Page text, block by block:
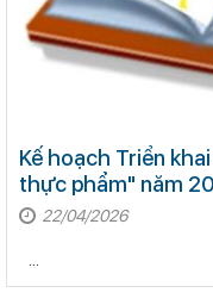
Kế hoạch Triển
thực phẩm" năm
22/04/2026
...